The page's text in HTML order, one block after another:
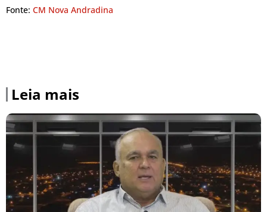
Fonte: CM Nova Andradina
Leia mais